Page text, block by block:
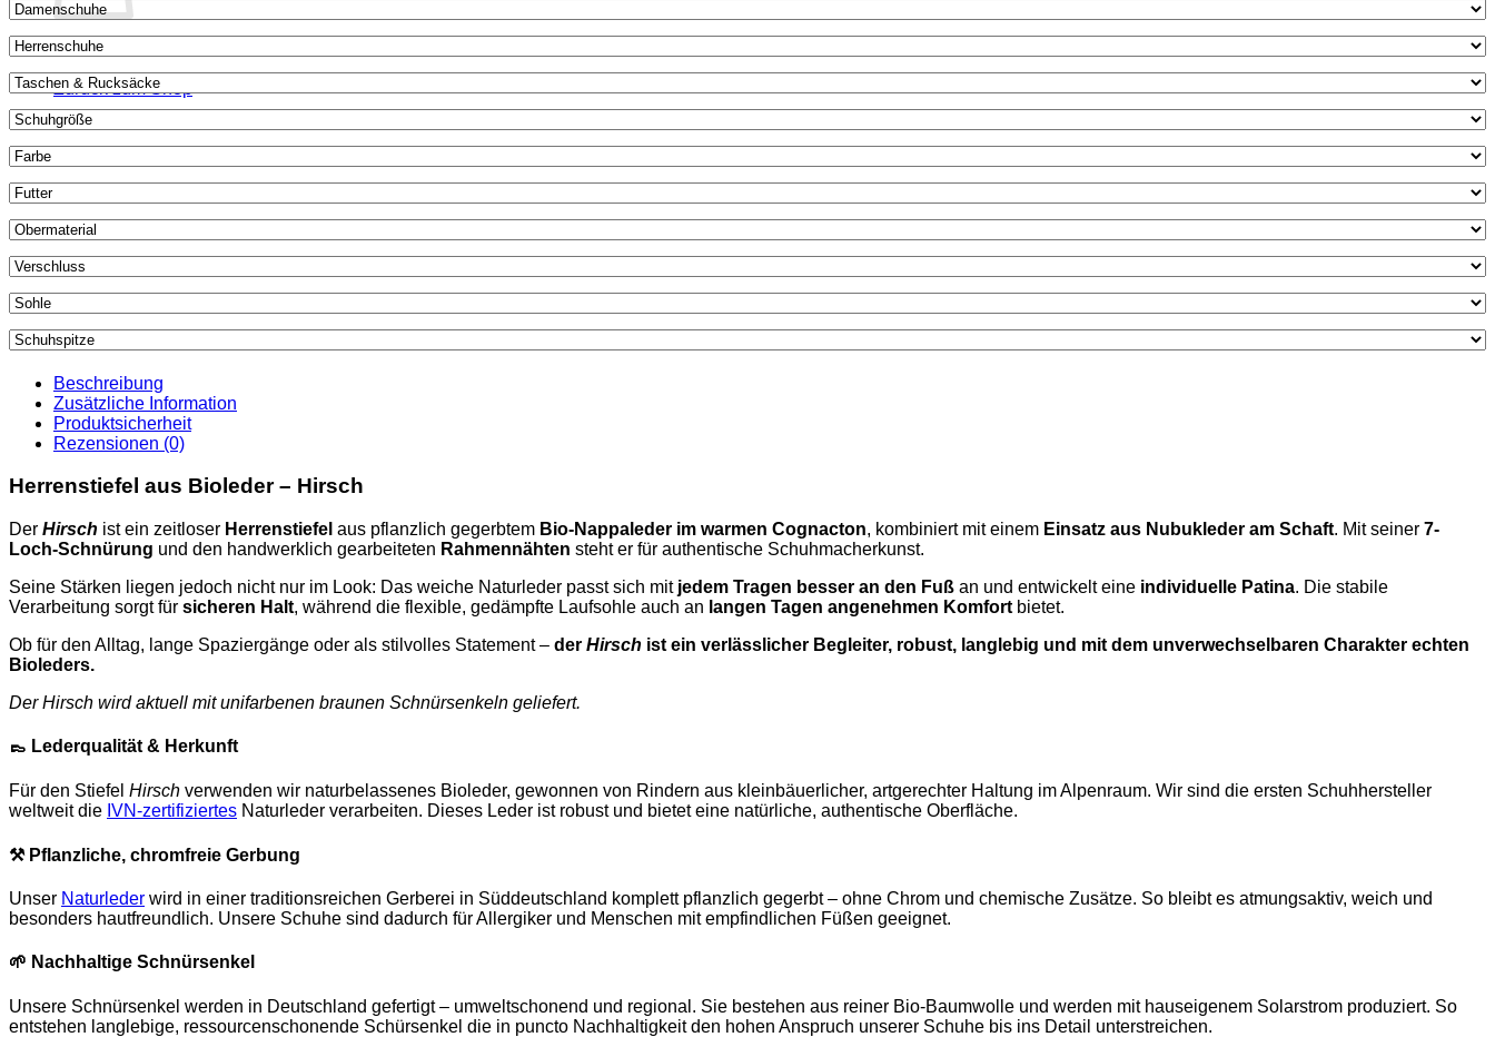
Es befinden sich keine Produkte im Warenkorb.
Zurück zum Shop
Beschreibung
Zusätzliche Information
Produktsicherheit
Rezensionen (0)
Herrenstiefel aus Bioleder – Hirsch
Der Hirsch ist ein zeitloser Herrenstiefel aus pflanzlich gegerbtem Bio-Nappaleder im warmen Cognacton, kombiniert mit einem Einsatz aus Nubukleder am Schaft. Mit seiner 7-
Loch-Schnürung und den handwerklich gearbeiteten Rahmennähten steht er für authentische Schuhmacherkunst.
Seine Stärken liegen jedoch nicht nur im Look: Das weiche Naturleder passt sich mitjedem Tragen besser an den Fuß an und entwickelt eine individuelle Patina. Die stabile
Verarbeitung sorgt für sicheren Halt, während die flexible, gedämpfte Laufsohle auch an langen Tagen angenehmen Komfort bietet.
Ob für den Alltag, lange Spaziergänge oder als stilvolles Statement – der Hirsch ist ein verlässlicher Begleiter, robust, langlebig und mit dem unverwechselbaren Charakter echten
Bioleders.
Der Hirsch wird aktuell mit unifarbenen braunen Schnürsenkeln geliefert.
👞 Lederqualität & Herkunft
Für den Stiefel Hirsch verwenden wir naturbelassenes Bioleder, gewonnen von Rindern aus kleinbäuerlicher, artgerechter Haltung im Alpenraum. Wir sind die ersten Schuhhersteller
weltweit die IVN-zertifiziertes Naturleder verarbeiten. Dieses Leder ist robust und bietet eine natürliche, authentische Oberfläche.
⚒️ Pflanzliche, chromfreie Gerbung
Unser Naturleder wird in einer traditionsreichen Gerberei in Süddeutschland komplett pflanzlich gegerbt – ohne Chrom und chemische Zusätze. So bleibt es atmungsaktiv, weich und
besonders hautfreundlich. Unsere Schuhe sind dadurch für Allergiker und Menschen mit empfindlichen Füßen geeignet.
🌱 Nachhaltige Schnürsenkel
Unsere Schnürsenkel werden in Deutschland gefertigt – umweltschonend und regional. Sie bestehen aus reiner Bio-Baumwolle und werden mit hauseigenem Solarstrom produziert. So
entstehen langlebige, ressourcenschonende Schürsenkel die in puncto Nachhaltigkeit den hohen Anspruch unserer Schuhe bis ins Detail unterstreichen.